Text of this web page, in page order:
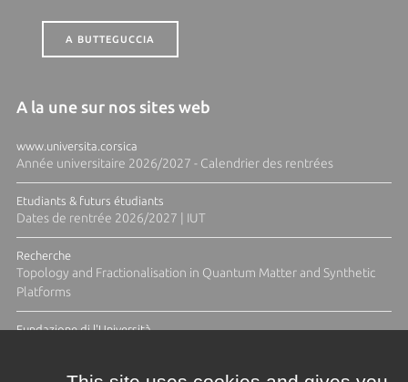
A BUTTEGUCCIA
A la une sur nos sites web
www.universita.corsica
Année universitaire 2026/2027 - Calendrier des rentrées
Etudiants & futurs étudiants
Dates de rentrée 2026/2027 | IUT
Recherche
Topology and Fractionalisation in Quantum Matter and Synthetic
Platforms
Fundazione di l'Università